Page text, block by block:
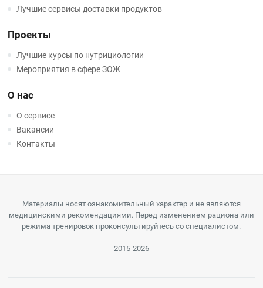
Лучшие сервисы доставки продуктов
Проекты
Лучшие курсы по нутрициологии
Мероприятия в сфере ЗОЖ
О нас
О сервисе
Вакансии
Контакты
Материалы носят ознакомительный характер и не являются
медицинскими рекомендациями. Перед изменением рациона или
режима тренировок проконсультируйтесь со специалистом.
2015-2026